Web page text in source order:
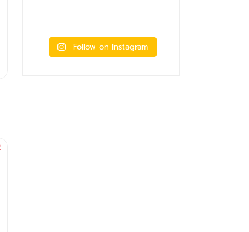
Follow on Instagram